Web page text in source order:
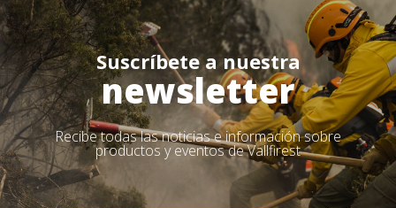
Suscríbete a nuestra
newsletter
Recibe todas las noticias e información sobre
productos y eventos de Vallfirest